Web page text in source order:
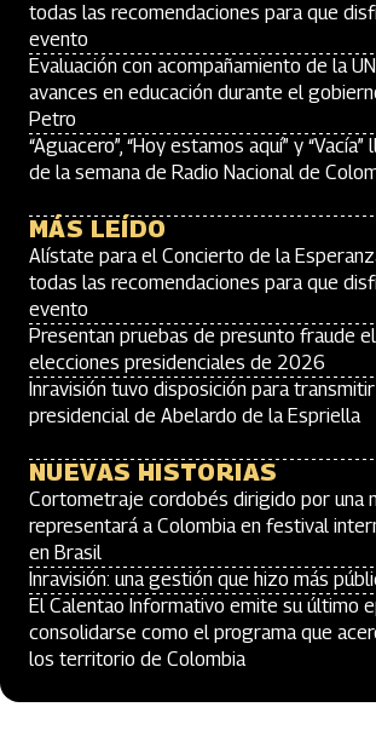
todas las recomendaciones para que
evento
Evaluación con acompañamiento de la
avances en educación durante el
Petro
“Aguacero”, “Hoy estamos aquí” y
de la semana de Radio Nacional de
MÁS LEÍDO
Alístate para el Concierto de la
todas las recomendaciones para que
evento
Presentan pruebas de presunto fraude
elecciones presidenciales de 2026
Inravisión tuvo disposición para
presidencial de Abelardo de la Espriella
NUEVAS HISTORIAS
Cortometraje cordobés dirigido por una
representará a Colombia en festival
en Brasil
Inravisión: una gestión que hizo más
El Calentao Informativo emite su último
consolidarse como el programa que
los territorio de Colombia